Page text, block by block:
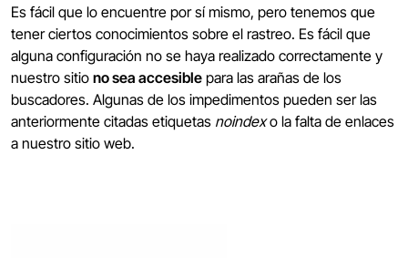
Es fácil que lo encuentre por sí mismo, pero tenemos que
tener ciertos conocimientos sobre el rastreo. Es fácil que
alguna configuración no se haya realizado correctamente y
nuestro sitio no sea accesible para las arañas de los
buscadores. Algunas de los impedimentos pueden ser las
anteriormente citadas etiquetas noindexo la falta de enlaces
a nuestro sitio web.